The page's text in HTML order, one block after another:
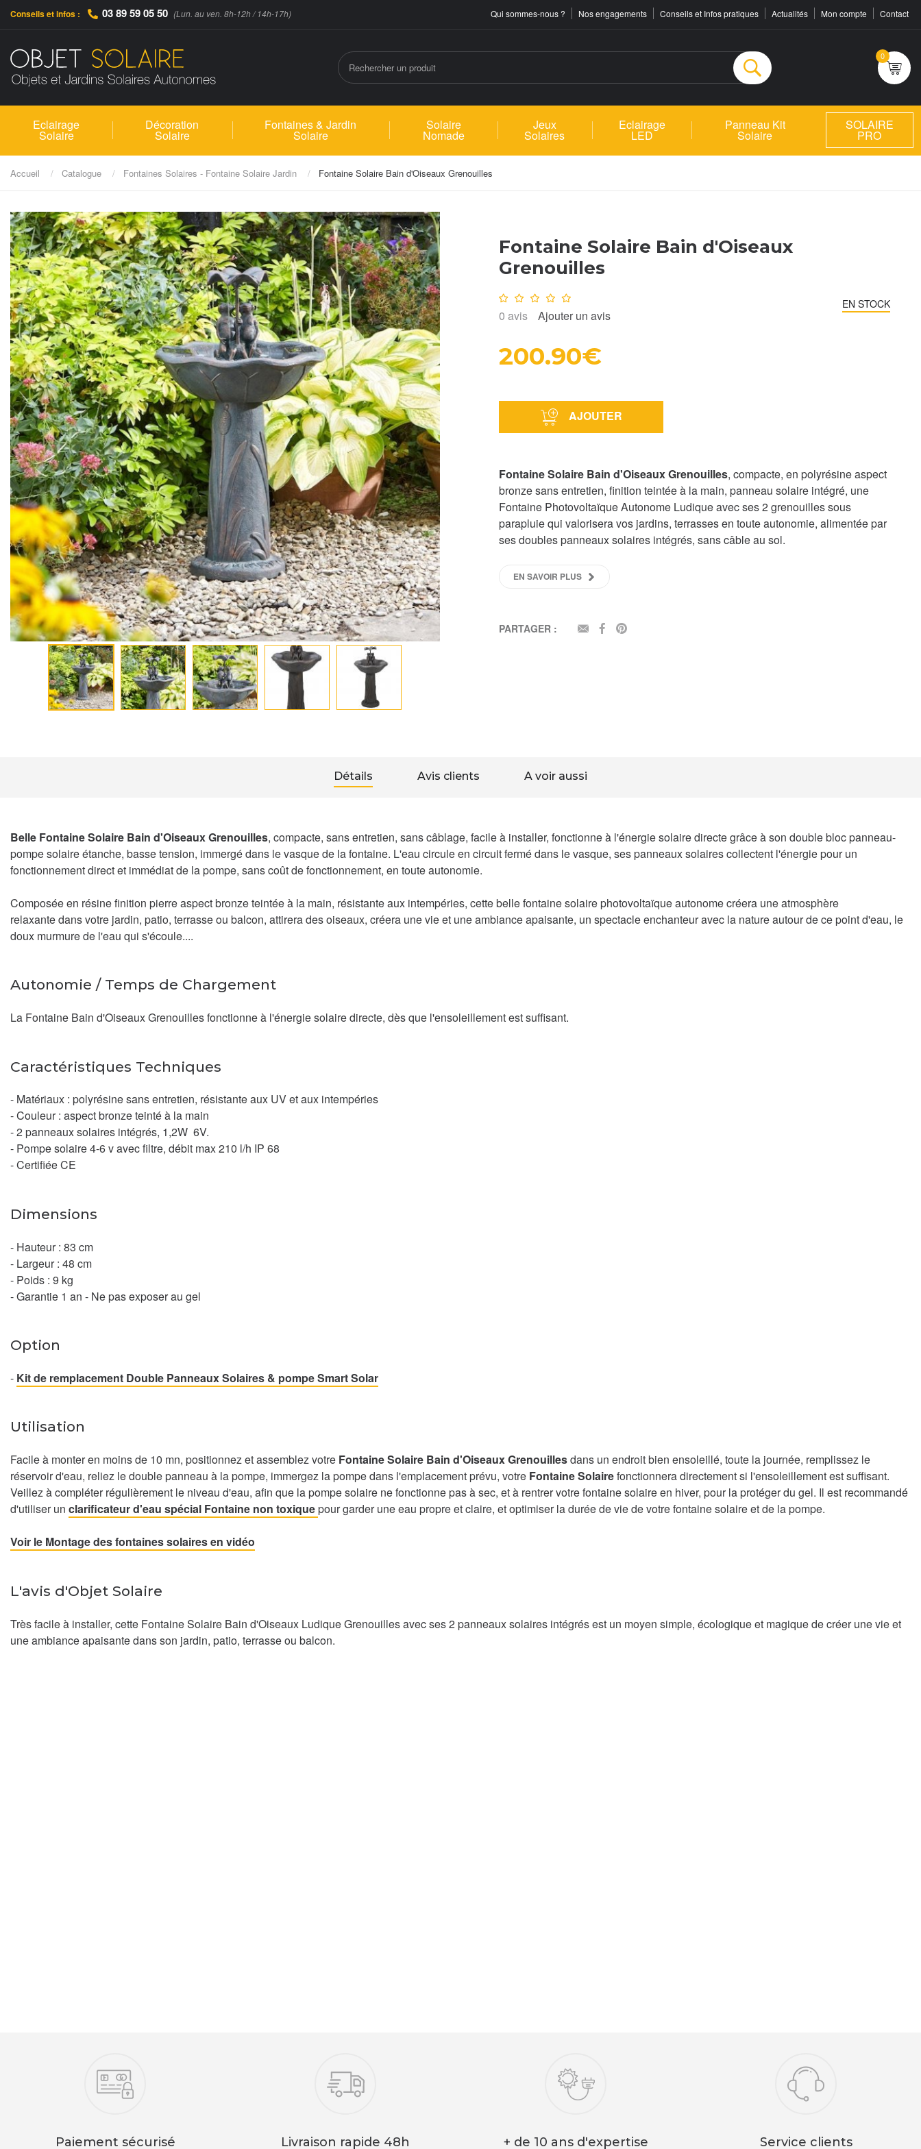
Conseils et infos : 03 89 59 05 50 (Lun. au ven. 8h-12h / 14h-17h) Qui sommes-nous ? Nos engagements Conseils et Infos pratiques Actualités Mon compte Contact
Rechercher
0
Eclairage
Solaire
Décoration
Solaire
Fontaines & Jardin
Solaire
Solaire
Nomade
Jeux
Solaires
Eclairage
LED
Panneau Kit
Solaire
SOLAIRE
PRO
Accueil Catalogue Fontaines Solaires - Fontaine Solaire Jardin Fontaine Solaire Bain d'Oiseaux Grenouilles
Fontaine Solaire Bain d'Oiseaux
Grenouilles
Note : 0/10
0 avis Ajouter un avis
EN STOCK
200.90€
AJOUTER
Fontaine Solaire Bain d'Oiseaux Grenouilles, compacte, en polyrésine aspect
bronze sans entretien, finition teintée à la main, panneau solaire intégré, une
Fontaine Photovoltaïque Autonome Ludique avec ses 2 grenouilles sous
parapluie qui valorisera vos jardins, terrasses en toute autonomie, alimentée par
ses doubles panneaux solaires intégrés, sans câble au sol.
EN SAVOIR PLUS
PARTAGER : EMAILFACEBOOK
Détails Avis clients A voir aussi
Belle Fontaine Solaire Bain d'Oiseaux Grenouilles, compacte, sans entretien, sans câblage, facile à installer, fonctionne à l'énergie solaire directe grâce à son double bloc panneau-
pompe solaire étanche, basse tension, immergé dans le vasque de la fontaine. L'eau circule en circuit fermé dans le vasque, ses panneaux solaires collectent l'énergie pour un
fonctionnement direct et immédiat de la pompe, sans coût de fonctionnement, en toute autonomie.
Composée en résine finition pierre aspect bronze teintée à la main, résistante aux intempéries, cette belle fontaine solaire photovoltaïque autonome créera une atmosphère
relaxante dans votre jardin, patio, terrasse ou balcon, attirera des oiseaux, créera une vie et une ambiance apaisante, un spectacle enchanteur avec la nature autour de ce point d'eau, le
doux murmure de l'eau qui s'écoule....
Autonomie / Temps de Chargement
La Fontaine Bain d'Oiseaux Grenouilles fonctionne à l'énergie solaire directe, dès que l'ensoleillement est suffisant.
Caractéristiques Techniques
- Matériaux : polyrésine sans entretien, résistante aux UV et aux intempéries
- Couleur : aspect bronze teinté à la main
- 2 panneaux solaires intégrés, 1,2W 6V.
- Pompe solaire 4-6 v avec filtre, débit max 210 l/h IP 68
- Certifiée CE
Dimensions
- Hauteur : 83 cm
- Largeur : 48 cm
- Poids : 9 kg
- Garantie 1 an - Ne pas exposer au gel
Option
- Kit de remplacement Double Panneaux Solaires & pompe Smart Solar
Utilisation
Facile à monter en moins de 10 mn, positionnez et assemblez votre Fontaine Solaire Bain d'Oiseaux Grenouillesdans un endroit bien ensoleillé, toute la journée, remplissez le
réservoir d'eau, reliez le double panneau à la pompe, immergez la pompe dans l'emplacement prévu, votre Fontaine Solairefonctionnera directement si l'ensoleillement est suffisant.
Veillez à compléter régulièrement le niveau d'eau, afin que la pompe solaire ne fonctionne pas à sec, et à rentrer votre fontaine solaire en hiver, pour la protéger du gel. Il est recommandé
d'utiliser un clarificateur d'eau spécial Fontaine non toxiquepour garder une eau propre et claire, et optimiser la durée de vie de votre fontaine solaire et de la pompe.
Voir le Montage des fontaines solaires en vidéo
L'avis d'Objet Solaire
Très facile à installer, cette Fontaine Solaire Bain d'Oiseaux Ludique Grenouilles avec ses 2 panneaux solaires intégrés est un moyen simple, écologique et magique de créer une vie et
une ambiance apaisante dans son jardin, patio, terrasse ou balcon.
Paiement sécurisé Livraison rapide 48h + de 10 ans d'expertise Service clients